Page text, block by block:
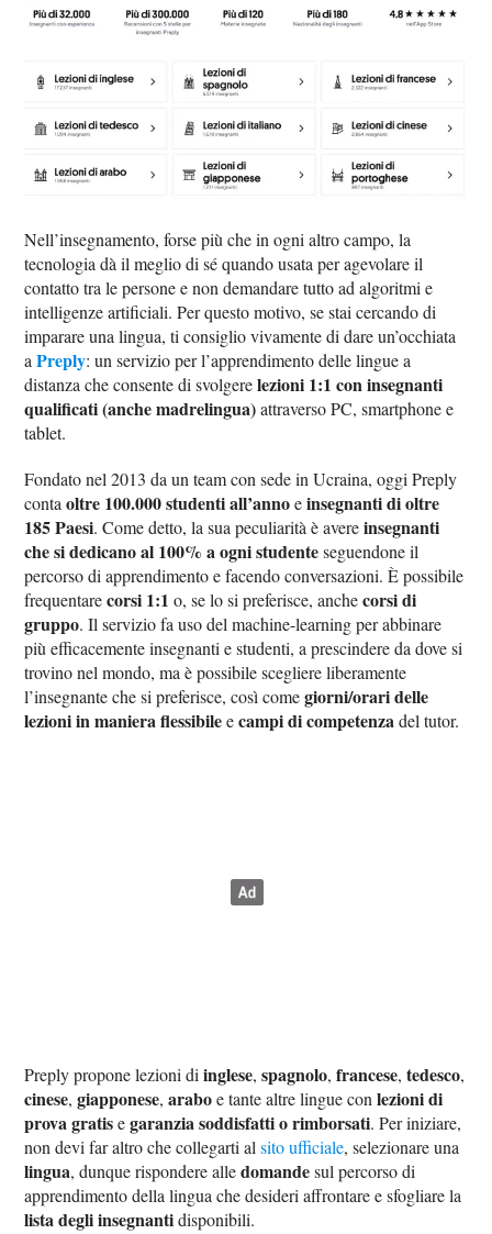
Nell’insegnamento, forse più che in ogni altro campo, la
tecnologia dà il meglio di sé quando usata per agevolare il
contatto tra le persone e non demandare tutto ad algoritmi e
intelligenze artificiali. Per questo motivo, se stai cercando di
imparare una lingua, ti consiglio vivamente di dare un’occhiata
aPreply: un servizio per l’apprendimento delle lingue a
distanza che consente di svolgerelezioni 1:1 con insegnanti
qualificati (anche madrelingua)attraverso PC, smartphone e
tablet.
Fondato nel 2013 da un team con sede in Ucraina, oggi Preply
contaoltre 100.000 studenti all’annoeinsegnanti di oltre
185 Paesi. Come detto, la sua peculiarità è avereinsegnanti
che si dedicano al 100% a ogni studenteseguendone il
percorso di apprendimento e facendo conversazioni. È possibile
frequentarecorsi 1:1 o, se lo si preferisce, anchecorsi di
gruppo. Il servizio fa uso del machine-learning per abbinare
più efficacemente insegnanti e studenti, a prescindere da dove si
trovino nel mondo, ma è possibile scegliere liberamente
l’insegnante che si preferisce, così comegiorni/orari delle
lezioni in maniera flessibileecampi di competenzadel tutor.
Preply propone lezioni diinglese,spagnolo,francese,tedesco,
cinese,giapponese,araboe tante altre lingue conlezioni di
prova gratisegaranzia soddisfatti o rimborsati. Per iniziare,
non devi far altro che collegarti alsito ufficiale, selezionare una
lingua, dunque rispondere alledomandesul percorso di
apprendimento della lingua che desideri affrontare e sfogliare la
lista degli insegnantidisponibili.